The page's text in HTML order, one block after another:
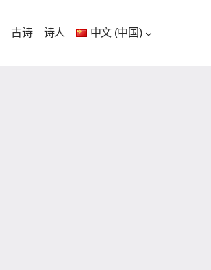
古诗 诗人 中文 (中国)